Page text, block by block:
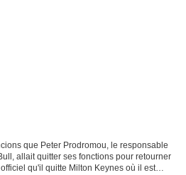
que Peter Prodromou, le responsable
allait quitter ses fonctions pour retourner
qu'il quitte Milton Keynes où il est